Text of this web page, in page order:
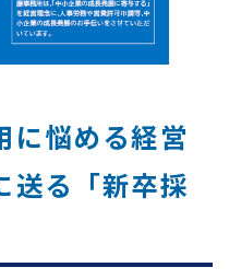
に悩める経営
送る「新卒採